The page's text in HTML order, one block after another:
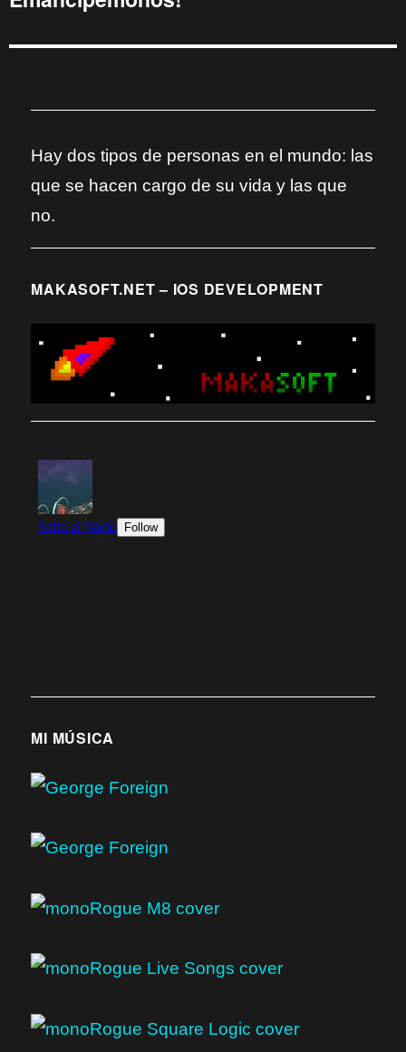
Hay dos tipos de personas en el mundo: las
que se hacen cargo de su vida y las que
no.
MAKASOFT.NET – IOS DEVELOPMENT
MI MÚSICA